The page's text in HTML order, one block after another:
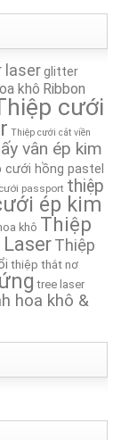
laserglitter
khô Ribbon
cưới
Thiệp cưới cắt viền
vân ép kim
cưới hồng pastel
passport thiệp
ép kim
khô Thiệp
LaserThiệp
thiệp thắt nơ
tree laser
hoa khô &